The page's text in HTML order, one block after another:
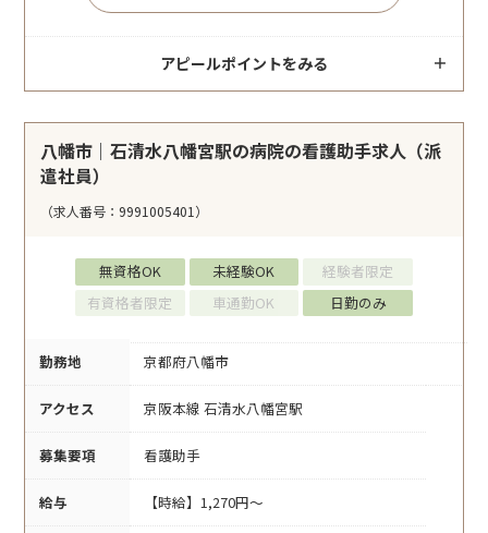
アピールポイントをみる
八幡市｜石清水八幡宮駅の病院の看護助手求人（派
遣社員）
（求人番号：9991005401）
無資格OK 未経験OK
経験者限定
有資格者限定
車通勤OK 日勤のみ
勤務地 京都府八幡市
アクセス 京阪本線 石清水八幡宮駅
募集要項 看護助手
給与 【時給】1,270円～